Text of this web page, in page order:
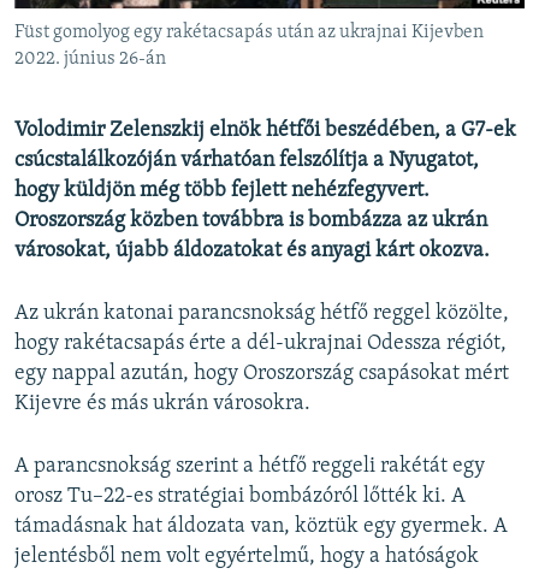
Valamennyi RFE/RL weboldal
Füst gomolyog egy rakétacsapás után az ukrajnai Kijevben
2022. június 26-án
Volodimir Zelenszkij elnök hétfői beszédében, a G7-ek
csúcstalálkozóján várhatóan felszólítja a Nyugatot,
hogy küldjön még több fejlett nehézfegyvert.
Oroszország közben továbbra is bombázza az ukrán
városokat, újabb áldozatokat és anyagi kárt okozva.
Az ukrán katonai parancsnokság hétfő reggel közölte,
hogy rakétacsapás érte a dél-ukrajnai Odessza régiót,
egy nappal azután, hogy Oroszország csapásokat mért
Kijevre és más ukrán városokra.
A parancsnokság szerint a hétfő reggeli rakétát egy
orosz Tu–22-es stratégiai bombázóról lőtték ki. A
támadásnak hat áldozata van, köztük egy gyermek. A
jelentésből nem volt egyértelmű, hogy a hatóságok